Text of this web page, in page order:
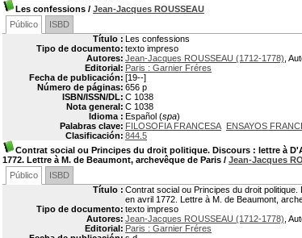
Les confessions / Jean-Jacques ROUSSEAU
Público
ISBD
Título : Les confessions
Tipo de documento: texto impreso
Autores: Jean-Jacques ROUSSEAU (1712-1778) ,
Editorial: Paris : Garnier Fréres
Fecha de publicación: [19--]
Número de páginas: 656 p
ISBN/ISSN/DL: C 1038
Nota general: C 1038
Idioma : Español (spa)
Palabras clave: FILOSOFIA FRANCESA ENSAYOS
Clasificación: 844.5
Contrat social ou Principes du droit politique. Discours : lettre à
1772. Lettre à M. de Beaumont, archevêque de Paris / Jean-Jacques
Público
ISBD
Título : Contrat social ou Principes du droit
en avril 1772. Lettre à M. de Beaumont,
Tipo de documento: texto impreso
Autores: Jean-Jacques ROUSSEAU (1712-1778) ,
Editorial: Paris : Garnier Fréres